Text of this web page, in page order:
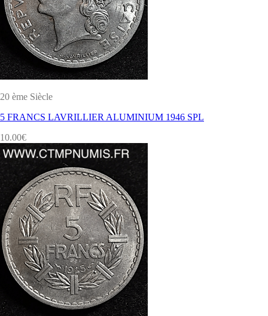
20 ème Siècle
5 FRANCS LAVRILLIER ALUMINIUM 1946 SPL
10.00€